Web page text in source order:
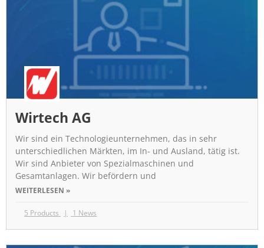
Wirtech AG
Wir sind ein Technologieunternehmen, das in sehr
unterschiedlichen Märkten, im In- und Ausland, tätig ist.
Wir sind Anbieter von Spezialmaschinen und
Gesamtanlagen. Wir befördern und
WEITERLESEN »
5 Products 1 News